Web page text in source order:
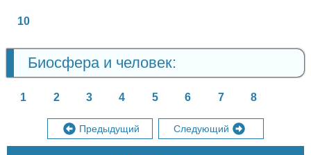
10
Биосфера и человек:
1 2 3 4 5 6 7 8
Предыдущий Следующий